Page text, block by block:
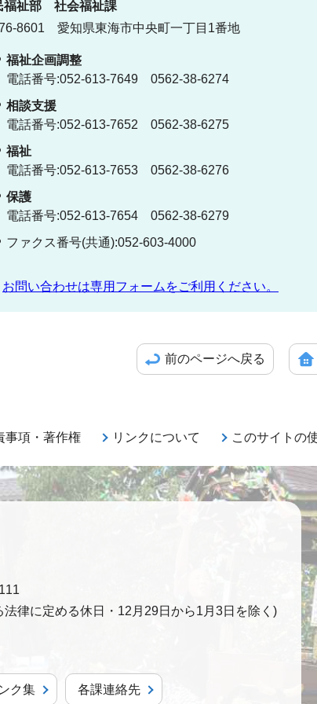
福祉部 社会福祉課
8601 愛知県東海市中央町一丁目1番地
福祉企画調整
電話番号:052-613-7649 0562-38-6274
相談支援
電話番号:052-613-7652 0562-38-6275
福祉
電話番号:052-613-7653 0562-38-6276
保護
電話番号:052-613-7654 0562-38-6279
ファクス番号(共通):052-603-4000
お問い合わせは専用フォームをご利用ください。
前のページへ戻る
事項・著作権 リンクについて このサイトの
律に定める休日・12月29日から1月3日を除く)
ク集 各課連絡先